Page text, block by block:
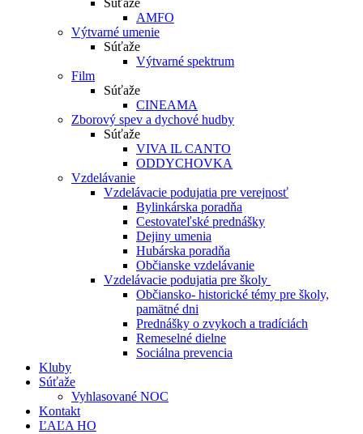
Súťaže
AMFO
Výtvarné umenie
Súťaže
Výtvarné spektrum
Film
Súťaže
CINEAMA
Zborový spev a dychové hudby
Súťaže
VIVA IL CANTO
ODDYCHOVKA
Vzdelávanie
Vzdelávacie podujatia pre verejnosť
Bylinkárska poradňa
Cestovateľské prednášky
Dejiny umenia
Hubárska poradňa
Občianske vzdelávanie
Vzdelávacie podujatia pre školy
Občiansko- historické témy pre školy,
pamätné dni
Prednášky o zvykoch a tradíciách
Remeselné dielne
Sociálna prevencia
Kluby
Súťaže
Vyhlasované NOC
Kontakt
ĽAĽA HO